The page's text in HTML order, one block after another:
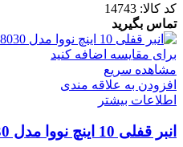
کد کالا: 14743
تماس بگیرید
برای مقایسه اضافه کنید
مشاهده سریع
افزودن به علاقه مندی
اطلاعات بیشتر
انبر قفلی 10 اینچ نووا مدل NTP 8030